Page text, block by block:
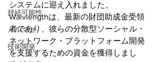
持続可能性
メルマガ
技術開発
システムに迎え入れました。
Waivlengthは、最新の財団助成金受領
者であり、彼らの分散型ソーシャル・
ネットワーク・プラットフォーム開発
を支援するための資金を獲得しまし